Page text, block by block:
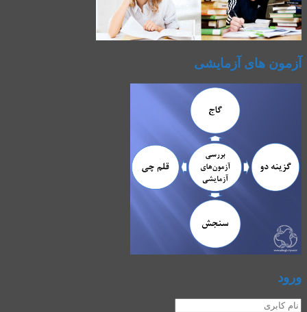
آزمون های آزمایشی
ورود